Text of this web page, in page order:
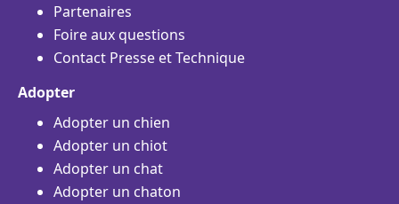
Partenaires
Foire aux questions
Contact Presse et Technique
Adopter
Adopter un chien
Adopter un chiot
Adopter un chat
Adopter un chaton